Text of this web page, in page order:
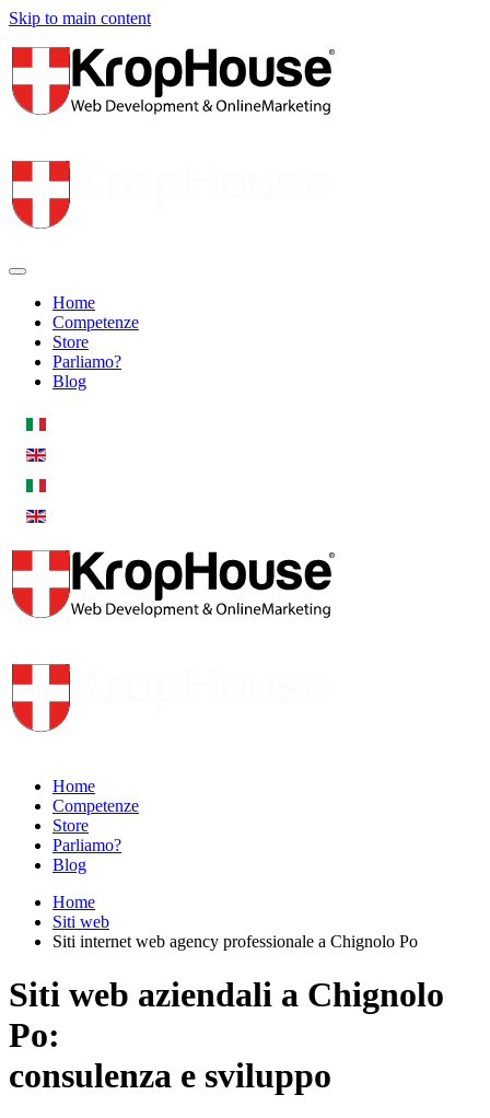
Skip to main content
Home
Competenze
Store
Parliamo?
Blog
Home
Competenze
Store
Parliamo?
Blog
Home
Siti web
Siti internet web agency professionale a Chignolo Po
Siti web aziendali a Chignolo
Po:
consulenza e sviluppo